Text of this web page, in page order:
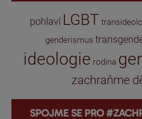
pohlaví LGBT
genderismus
ideologie rodina
zachraňme
SPOJME SE PRO